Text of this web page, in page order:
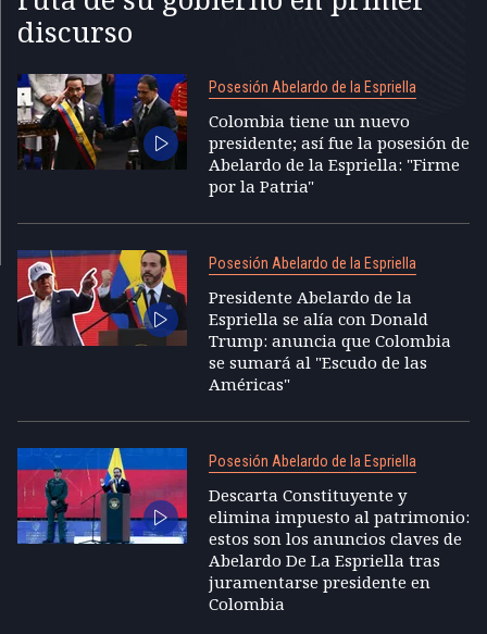
discurso
Posesión Abelardo de la Espriella
Colombia tiene un nuevo
presidente; así fue la posesión de
Abelardo de la Espriella: "Firme
por la Patria"
Posesión Abelardo de la Espriella
Presidente Abelardo de la
Espriella se alía con Donald
Trump: anuncia que Colombia
se sumará al "Escudo de las
Américas"
Posesión Abelardo de la Espriella
Descarta Constituyente y
elimina impuesto al patrimonio:
estos son los anuncios claves de
Abelardo De La Espriella tras
juramentarse presidente en
Colombia